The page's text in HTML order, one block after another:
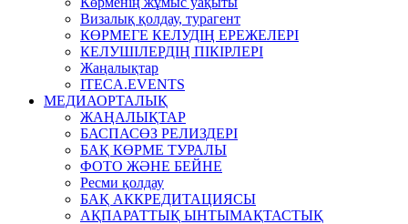
Визалық қолдау, турагент
КӨРМЕГЕ КЕЛУДІҢ ЕРЕЖЕЛЕРІ
КЕЛУШІЛЕРДІҢ ПІКІРЛЕРІ
Жаңалықтар
ITECA.EVENTS
МЕДИАОРТАЛЫҚ
ЖАҢАЛЫҚТАР
БАСПАСӨЗ РЕЛИЗДЕРІ
БАҚ КӨРМЕ ТУРАЛЫ
ФОТО ЖӘНЕ БЕЙНЕ
Ресми қолдау
БАҚ АККРЕДИТАЦИЯСЫ
АҚПАРАТТЫҚ ЫНТЫМАҚТАСТЫҚ